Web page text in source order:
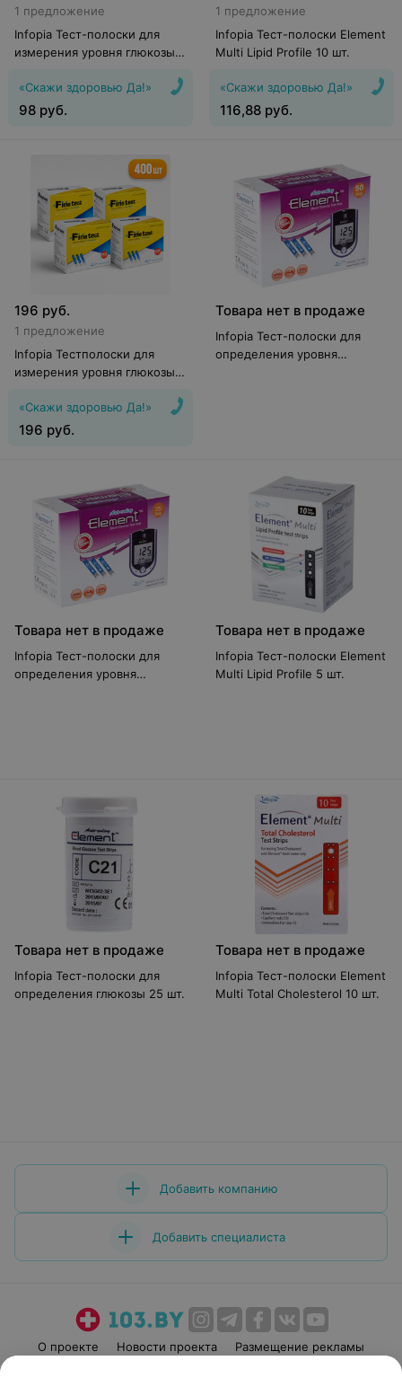
1 предложение
Infopia Тест-полоски для
измерения уровня глюкозы в
Autocoding Premium 200
«Скажи здоровью Да!»
98 руб.
1 предложение
Infopia Тест-полоски Element
Multi Lipid Profile 10 шт.
«Скажи здоровью Да!»
116,88 руб.
196 руб.
1 предложение
Infopia Тестполоски для
измерения уровня глюкозы в
Autocoding Premium, 400 шт
«Скажи здоровью Да!»
196 руб.
Товара нет в продаже
Infopia Тест-полоски для
определения уровня
Товара нет в продаже
Infopia Тест-полоски для
определения уровня
Товара нет в продаже
Infopia Тест-полоски Element
Multi Lipid Profile 5 шт.
Товара нет в продаже
Infopia Тест-полоски для
определения глюкозы 25 шт.
Товара нет в продаже
Infopia Тест-полоски Element
Multi Total Cholesterol 10 шт.
Добавить компанию
Добавить специалиста
О проекте Новости проекта
Размещение рекламы